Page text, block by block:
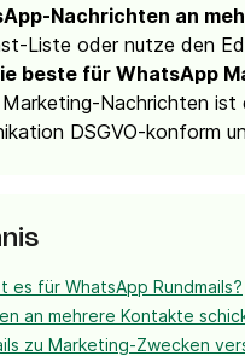
Nachrichten an
Liste oder nutze den
beste für WhatsApp
Nachrichten
DSGVO-konform
es für WhatsApp Rundmails?
an mehrere Kontakte
zu Marketing-Zwecken